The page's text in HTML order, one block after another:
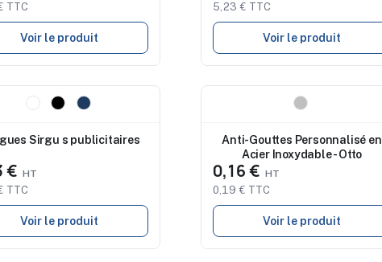
TTC
Voir le produit
5,23 € TTC
Voir le produit
Sirgu s publicitaires
€
TTC
Voir le produit
Anti-Gouttes Personnalisé en
Acier Inoxydable - Otto
0,16 €
0,19 € TTC
Voir le produit